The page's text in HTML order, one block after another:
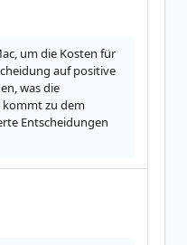
um die Kosten für
auf positive
was die
kommt zu dem
Entscheidungen